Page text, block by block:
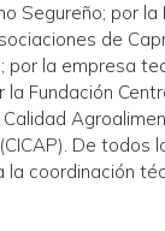
Segureño; por la
de
por la empresa
Fundación
De todos
la coordinación